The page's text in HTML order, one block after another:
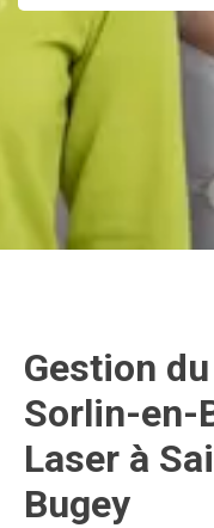
Gestion
Sorlin-en-
Laser à
Bugey